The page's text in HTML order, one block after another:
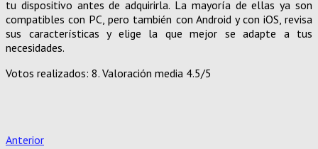
tu dispositivo antes de adquirirla. La mayoría de ellas ya son
compatibles con PC, pero también con Android y con iOS, revisa
sus características y elige la que mejor se adapte a tus
necesidades.
Votos realizados: 8. Valoración media 4.5/5
Anterior